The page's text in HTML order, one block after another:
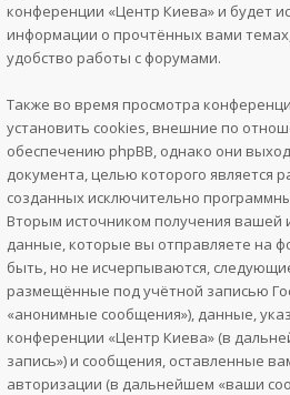
конференции «Центр Киева» и будет
информации о прочтённых вами
удобство работы с форумами.
Также во время просмотра
установить cookies, внешние по
обеспечению phpBB, однако они
документа, целью которого является
созданных исключительно
Вторым источником получения вашей
данные, которые вы отправляете на
быть, но не исчерпываются,
размещённые под учётной записью
«анонимные сообщения»), данные,
конференции «Центр Киева» (в
запись») и сообщения, оставленные
авторизации (в дальнейшем «ваши